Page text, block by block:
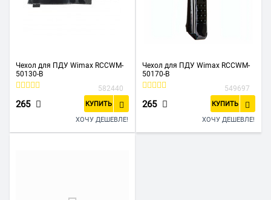
Чехол для ПДУ Wimax RCCWM-
50130-B
582440
265 КУПИТЬ
ХОЧУ ДЕШЕВЛЕ!
Чехол для ПДУ Wimax RCCWM-
50170-B
549697
265 КУПИТЬ
ХОЧУ ДЕШЕВЛЕ!